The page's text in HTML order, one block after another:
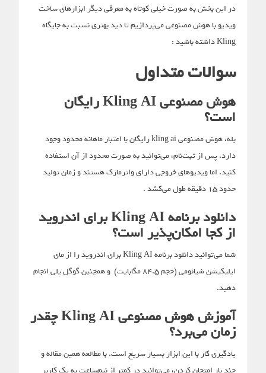
در این بخش به صورت خیلی کوتاه به معرفی دیگر ابزارهای ساخت
ویدیو با هوش مصنوعی می‌پردازیم تا دید بهتری نسبت به جایگاه
Kling داشته باشید :
سوالات متداول
هوش مصنوعی Kling AI رایگان
است؟
بله، هوش مصنوعی kling ai رایگان با اعتبار ماهانه محدود وجود
دارد. پس از ثبت‌نام، می‌توانید به صورت محدود از آن استفاده
کنید. اما ویدیوهای خروجی دارای واترمارک هستند و زمان تولید
حدود ۱۵ دقیقه طول می‌کشد .
دانلود برنامه Kling AI برای اندروید
از کجا امکان‌پذیر است؟
شما می‌توانید دانلود برنامه Kling AI برای اندروید را از مای
اپلیکیشن شیائومی (حجم ۸۴.۵ مگابایت) و همچنین گوگل پلی انجام
دهید.
آموزش هوش مصنوعی Kling AI چقدر
زمان می‌برد؟
یادگیری کار با این ابزار بسیار سریع است. با مطالعه همین مقاله و
چند بار امتحان کردن، می‌توانید در کمتر از نیم‌ساعت به یک کاربر